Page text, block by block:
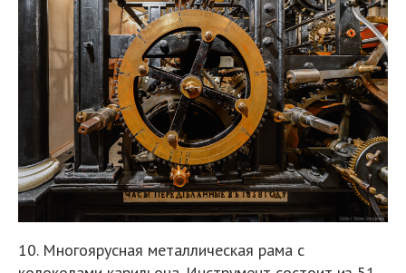
10. Многоярусная металлическая рама с